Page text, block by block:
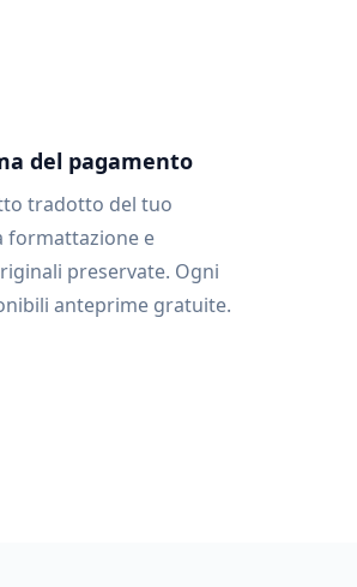
del pagamento
tradotto del tuo
formattazione e
preservate. Ogni
anteprime gratuite.